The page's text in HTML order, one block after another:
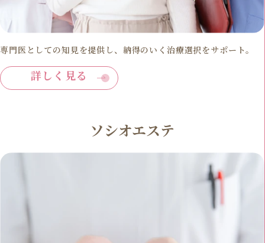
専門医としての知見を提供し、納得のいく治療選択をサポート。
詳しく見る
ソシオエステ